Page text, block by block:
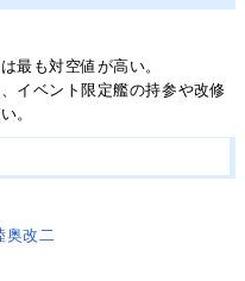
最も対空値が高い。
イベント限定艦の持参や改修
。
奥改二